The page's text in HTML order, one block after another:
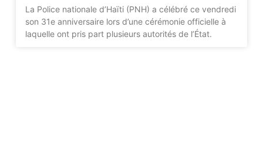
La Police nationale d’Haïti (PNH) a célébré ce vendredi
son 31e anniversaire lors d’une cérémonie officielle à
laquelle ont pris part plusieurs autorités de l’État.